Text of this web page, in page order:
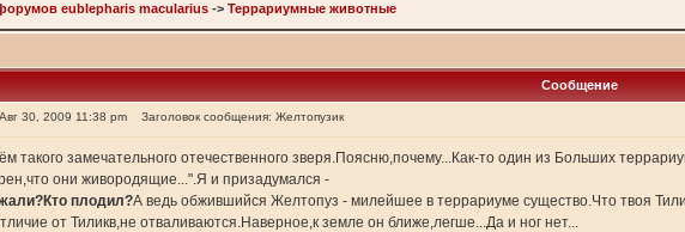
eublepharis macularius -> Террариумные животные
Сообщение
30, 2009 11:38 pm Заголовок сообщения: Желтопузик
такого замечательного отечественного зверя.Поясню,почему...Как-то один из Больших
они живородящие...".Я и призадумался -
плодил?А ведь обжившийся Желтопуз - милейшее в террариуме существо.Что твоя
от Тиликв,не отваливаются.Наверное,к земле он ближе,легше...Да и ног нет...